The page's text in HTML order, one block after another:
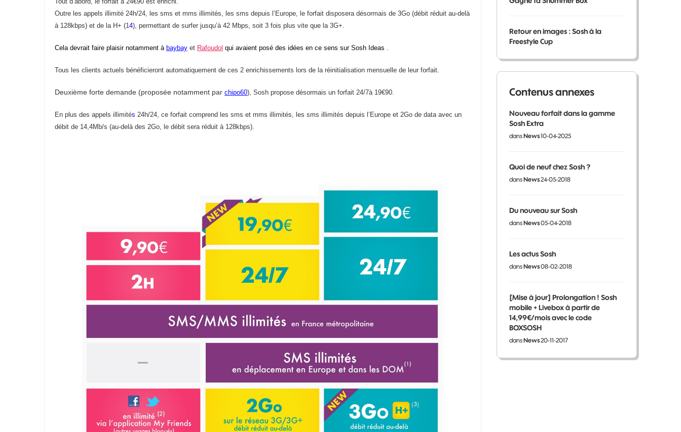
Outre les appels illimité 24h/24, les sms et mms illimités, les sms depuis l’Europe, le forfait disposera désormais de 3Go (débit réduit au-delà
à 128kbps) et de la H+ (14), permettant de surfer jusqu’à 42 Mbps, soit 3 fois plus vite que la 3G+.
Cela devrait faire plaisir notamment à baybay et Rafoudol qui avaient posé des idées en ce sens sur Sosh Ideas .
Tous les clients actuels bénéficieront automatiquement de ces 2 enrichissements lors de la réinitialisation mensuelle de leur forfait.
Deuxième forte demande (proposée notamment par chipo60), Sosh propose désormais un forfait 24/7à 19€90.
En plus des appels illimités 24h/24, ce forfait comprend les sms et mms illimités, les sms illimités depuis l’Europe et 2Go de data avec un
débit de 14,4Mb/s (au-delà des 2Go, le débit sera réduit à 128kbps).
Retour en images : Sosh à la
Freestyle Cup
Contenus annexes
Nouveau forfait dans la gamme
Sosh Extra
dansNews10-04-2025
Quoi de neuf chez Sosh ?
dansNews24-05-2018
Du nouveau sur Sosh
dansNews05-04-2018
Les actus Sosh
dansNews08-02-2018
[Mise à jour] Prolongation ! Sosh
mobile + Livebox à partir de
14,99€/mois avec le code
BOXSOSH
dansNews20-11-2017